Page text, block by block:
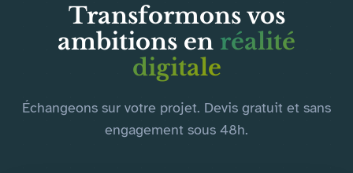
Transformons vos
ambitions en réalité
digitale
Échangeons sur votre projet. Devis gratuit et sans
engagement sous 48h.